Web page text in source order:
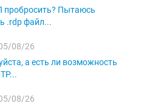
пробросить? Пытаюсь
.rdp файл...
08/26
а есть ли возможность
08/26